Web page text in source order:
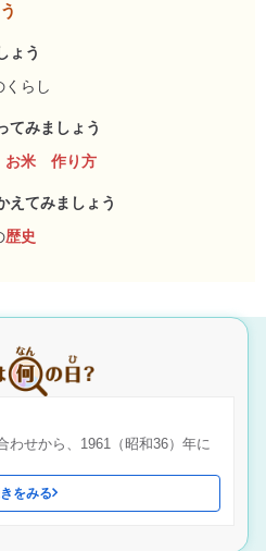
ょう
くらし
てみましょう
お米 作り方
えてみましょう
歴史
わせから、1961（昭和36）年に
をみる